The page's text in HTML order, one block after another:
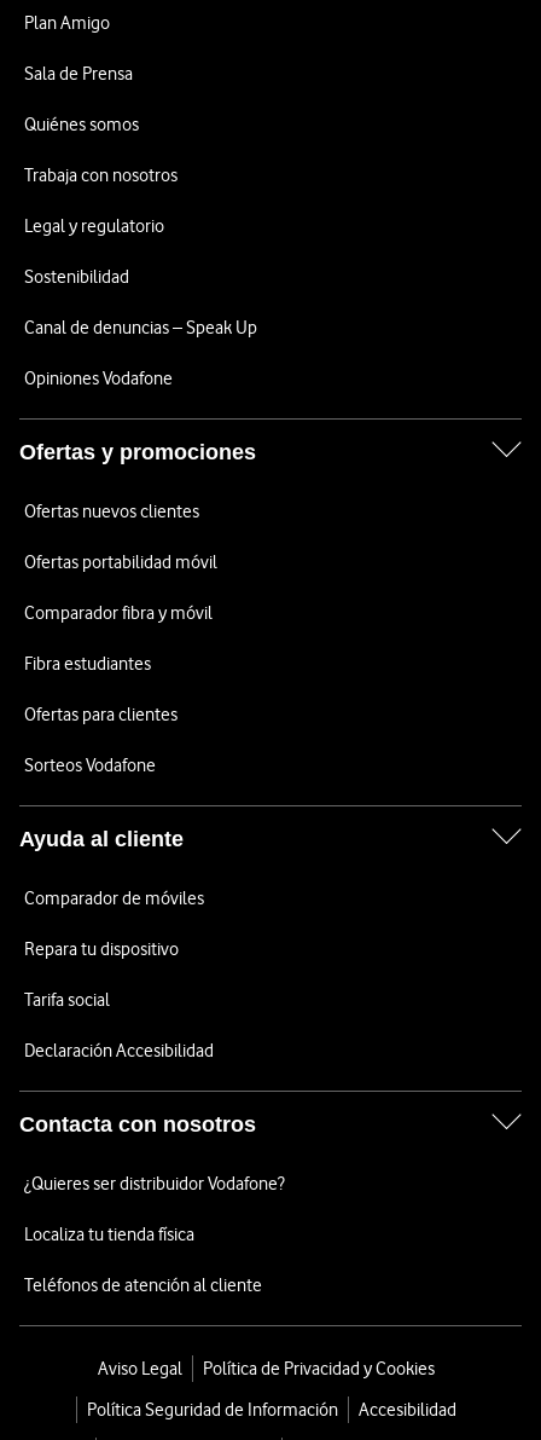
Plan Amigo
Sala de Prensa
Quiénes somos
Trabaja con nosotros
Legal y regulatorio
Sostenibilidad
Canal de denuncias – Speak Up
Opiniones Vodafone
Ofertas y promociones
Ofertas nuevos clientes
Ofertas portabilidad móvil
Comparador fibra y móvil
Fibra estudiantes
Ofertas para clientes
Sorteos Vodafone
Ayuda al cliente
Comparador de móviles
Repara tu dispositivo
Tarifa social
Declaración Accesibilidad
Contacta con nosotros
¿Quieres ser distribuidor Vodafone?
Localiza tu tienda física
Teléfonos de atención al cliente
Aviso Legal
Política de Privacidad y Cookies
Política Seguridad de Información
Accesibilidad